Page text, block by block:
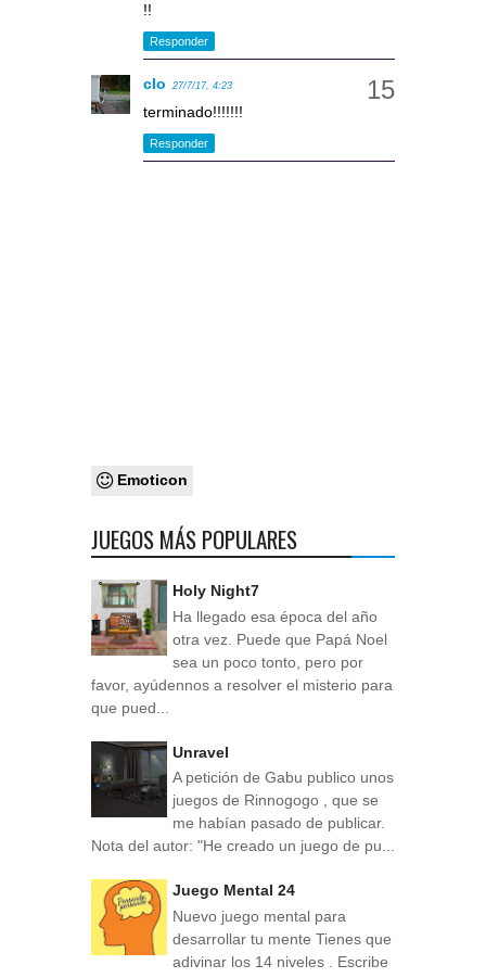
!!
Responder
clo 27/7/17, 4:23
terminado!!!!!!!
Responder
Emoticon
JUEGOS MÁS POPULARES
Holy Night7
Ha llegado esa época del año
otra vez. Puede que Papá Noel
sea un poco tonto, pero por
favor, ayúdennos a resolver el misterio para
que pued...
Unravel
A petición de Gabu publico unos
juegos de Rinnogogo , que se
me habían pasado de publicar.
Nota del autor: "He creado un juego de pu...
Juego Mental 24
Nuevo juego mental para
desarrollar tu mente Tienes que
adivinar los 14 niveles . Escribe